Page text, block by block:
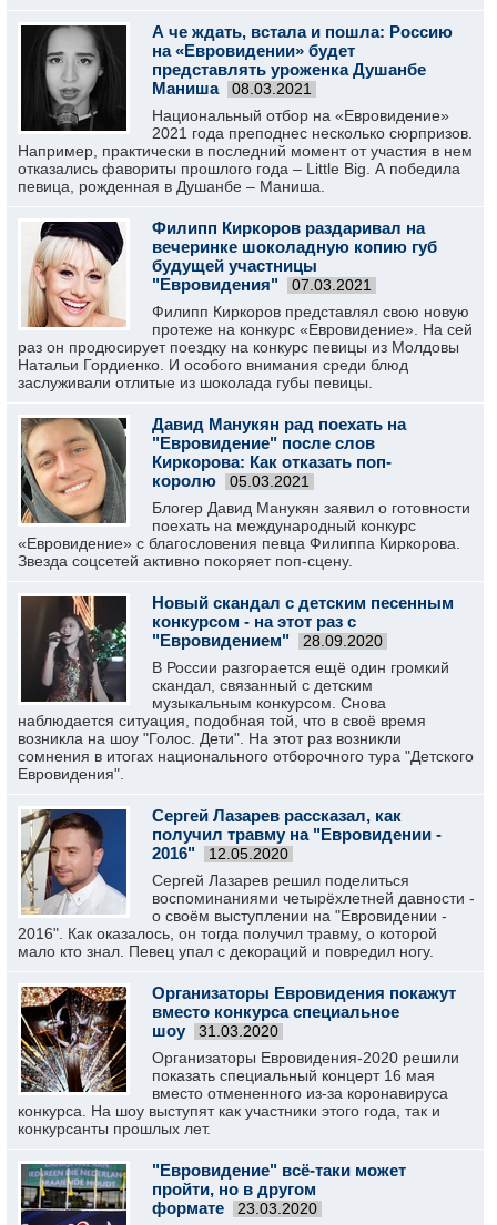
А че ждать, встала и пошла: Россию
на «Евровидении» будет
представлять уроженка Душанбе
Маниша
08.03.2021
Национальный отбор на «Евровидение»
2021 года преподнес несколько сюрпризов.
Например, практически в последний момент от участия в нем
отказались фавориты прошлого года – Little Big. А победила
певица, рожденная в Душанбе – Маниша.
Филипп Киркоров раздаривал на
вечеринке шоколадную копию губ
будущей участницы
"Евровидения"
07.03.2021
Филипп Киркоров представлял свою новую
протеже на конкурс «Евровидение». На сей
раз он продюсирует поездку на конкурс певицы из Молдовы
Натальи Гордиенко. И особого внимания среди блюд
заслуживали отлитые из шоколада губы певицы.
Давид Манукян рад поехать на
"Евровидение" после слов
Киркорова: Как отказать поп-
королю
05.03.2021
Блогер Давид Манукян заявил о готовности
поехать на международный конкурс
«Евровидение» с благословения певца Филиппа Киркорова.
Звезда соцсетей активно покоряет поп-сцену.
Новый скандал с детским песенным
конкурсом - на этот раз с
"Евровидением"
28.09.2020
В России разгорается ещё один громкий
скандал, связанный с детским
музыкальным конкурсом. Снова
наблюдается ситуация, подобная той, что в своё время
возникла на шоу "Голос. Дети". На этот раз возникли
сомнения в итогах национального отборочного тура "Детского
Евровидения".
Сергей Лазарев рассказал, как
получил травму на "Евровидении -
2016"
12.05.2020
Сергей Лазарев решил поделиться
воспоминаниями четырёхлетней давности -
о своём выступлении на "Евровидении -
2016". Как оказалось, он тогда получил травму, о которой
мало кто знал. Певец упал с декораций и повредил ногу.
Организаторы Евровидения покажут
вместо конкурса специальное
шоу
31.03.2020
Организаторы Евровидения-2020 решили
показать специальный концерт 16 мая
вместо отмененного из-за коронавируса
конкурса. На шоу выступят как участники этого года, так и
конкурсанты прошлых лет.
"Евровидение" всё-таки может
пройти, но в другом
формате
23.03.2020